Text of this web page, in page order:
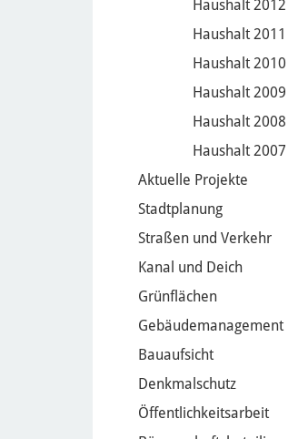
Haushalt 2012
Haushalt 2011
Haushalt 2010
Haushalt 2009
Haushalt 2008
Haushalt 2007
Aktuelle Projekte
Stadtplanung
Straßen und Verkehr
Kanal und Deich
Grünflächen
Gebäudemanagement
Bauaufsicht
Denkmalschutz
Öffentlichkeitsarbeit